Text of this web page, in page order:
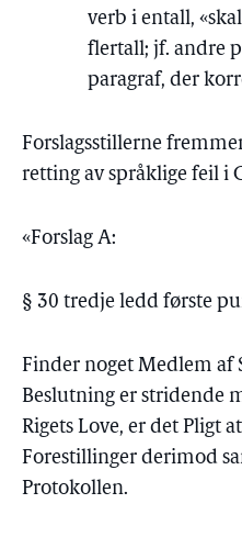
verb i entall,
flertall; jf. andre
paragraf, der
Forslagsstillerne
retting av språklige feil i
«Forslag A:
§ 30 tredje ledd første
Finder noget Medlem af
Beslutning er stridende
Rigets Love, er det Pligt
Forestillinger derimod
Protokollen.